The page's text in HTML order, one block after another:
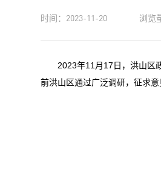
时间： 2023-11-20 浏览
2023年11月17日，洪山区
前洪山区通过广泛调研，征求